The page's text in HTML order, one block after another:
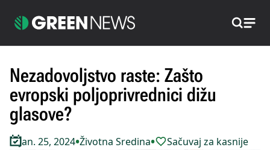
Nezadovoljstvo raste: Zašto
evropski poljoprivrednici dižu
glasove?
Jan. 25, 2024•Životna Sredina• Sačuvaj za kasnije